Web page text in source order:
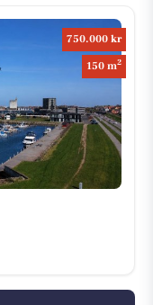
750.000 kr
150 m2